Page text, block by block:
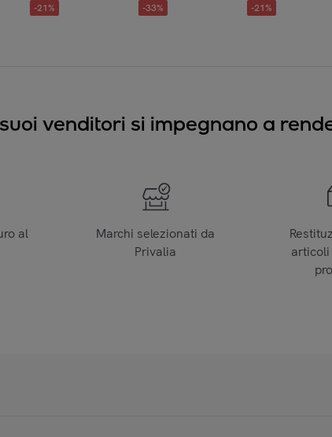
-21% -33% -21%
venditori si impegnano a
al
Marchi selezionati da
Privalia
articoli